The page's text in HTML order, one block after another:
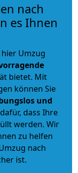
nach
es Ihnen
Umzug
bietet. Mit
können Sie
und
dass Ihre
werden. Wir
zu helfen
nach
ist.